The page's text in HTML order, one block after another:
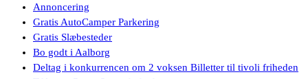
Annoncering
Gratis AutoCamper Parkering
Gratis Slæbesteder
Bo godt i Aalborg
Deltag i konkurrencen om 2 voksen Billetter til tivoli friheden